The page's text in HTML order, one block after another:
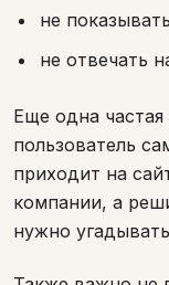
не
не отвечать
Еще одна
пользователь
приходит на
компании, а
нужно